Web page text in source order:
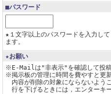
■パスワード
★１文字以上のパスワードを入力し
ます。
★お願い
※E-Mailは"非表示"を確認して投稿
※掲示板の管理に時間を費やすと更
内容が削除の対象にならないよう
行を下げるときには，エンターキ